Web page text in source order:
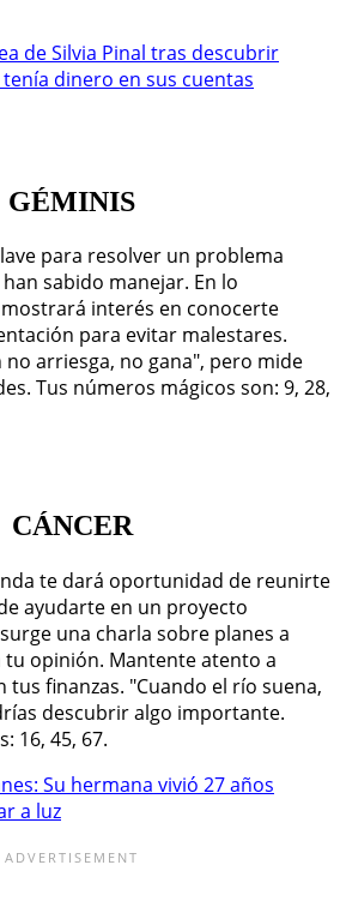
de Silvia Pinal tras descubrir
dinero en sus cuentas
GÉMINIS
para resolver un problema
sabido manejar. En lo
interés en conocerte
para evitar malestares.
no arriesga, no gana", pero mide
Tus números mágicos son: 9, 28,
CÁNCER
te dará oportunidad de reunirte
ayudarte en un proyecto
una charla sobre planes a
opinión. Mantente atento a
tus finanzas. "Cuando el río suena,
descubrir algo importante.
16, 45, 67.
Su hermana vivió 27 años
a luz